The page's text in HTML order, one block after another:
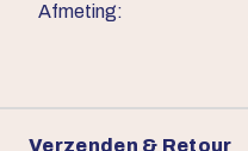
Afmeting:
Verzenden & Retour